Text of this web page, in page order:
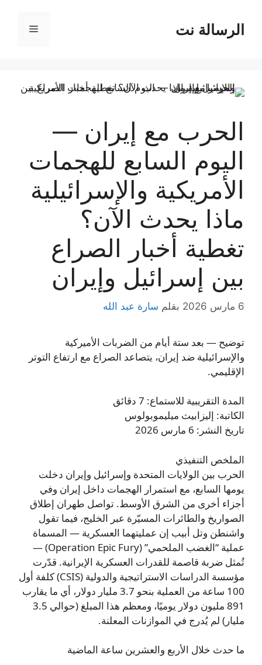
المحتوىالرسالة نت القائمة
الحرب مع إيران —
اليوم السابع للهجمات
الأمريكية والإسرائيلية
ماذا يحدث الآن؟
تغطية أخبار الصراع
بين إسرائيل وإيران
6 مارس 2026 بقلم سارة عبد الله
توضيح — بعد ستة أيام من الضربات الأميركية
والإسرائيلية ضد إيران، يتصاعد الصراع مع ارتفاع التوتر
الإقليمي.
المدة التقريبية للاستماع: 7 دقائق
الكاتبة: إليزابيث ميليموبولوس
تاريخ النشر: 6 مارس 2026
الملخص التنفيذي
الحرب بين الولايات المتحدة وإسرائيل وإيران دخلت
يومها السابع، مع استمرار الهجمات داخل إيران وفي
أجزاء أخرى من الشرق الأوسط. تواصل طهران إطلاق
الصواريخ والطائرات المسيّرة عبر الخليج، فيما تقول
واشنطن وتل أبيب إن عمليتهما العسكرية — المسماة
عملية “الغضب الملحمي” (Operation Epic Fury) —
تُمثل ضربة قاصمة للقدرات العسكرية الإيرانية. قدّرت
مؤسسة الدراسات الاستراتيجية والدولية (CSIS) كلفة أول
100 ساعة من العملية بنحو 3.7 مليار دولار، أي ما يقارب
891 مليون دولار يوميًا، ومعظم هذا المبلغ (حوالي 3.5
مليار) لم يُدرج في الموازنات المعلنة.
ما حدث خلال الأربع والعشرين ساعة الماضية